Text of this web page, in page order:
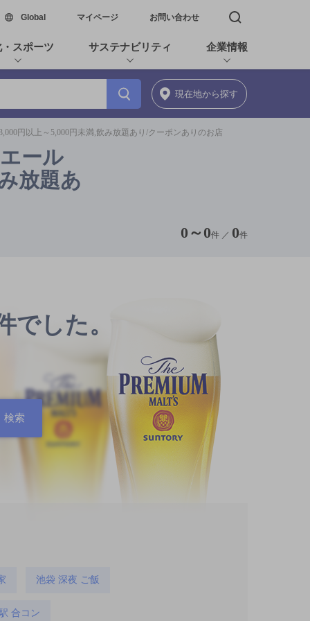
Global新しいウィンドウで開く
マイページ お問い合わせ 検索窓を開く
スポーツ サステナビリティ 企業情報
現在地から探す
円以上～5,000円未満,飲み放題あり/クーポンありのお店
ール
放題あ
0 ～ 0件 ／ 0件
でした。
池袋 深夜 ご飯
合コン